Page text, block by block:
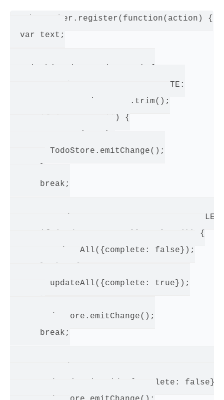
Dispatcher.register(function(action) {
  var text;
    case TodoConstants.TODO_CREATE:
      text = action.text.trim();
      if (text !== '') {
        TodoStore.emitChange();
      break;
case
      if (TodoStore.areAllComplete()) {
        updateAll({complete: false});
        updateAll({complete: true});
      TodoStore.emitChange();
      break;
update(action.id, {complete: